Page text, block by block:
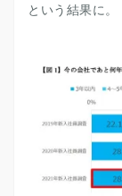
という結果に。